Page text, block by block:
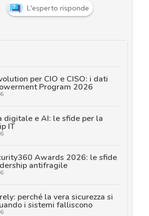
L'esperto risponde
per CIO e CISO: i dati
Program 2026
digitale e AI: le sfide per la
IT
Awards 2026: le sfide
antifragile
perché la vera sicurezza si
i sistemi falliscono